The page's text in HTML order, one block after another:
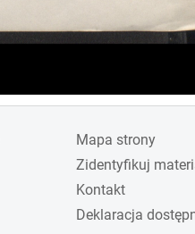
Mapa strony
Zidentyfikuj
Kontakt
Deklaracja